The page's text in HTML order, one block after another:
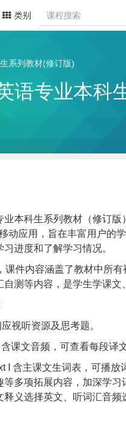
类别
系列教材(修订版)
语专业本科
本科生系列教材（修订
动应用，旨在丰富用户的
进度和了解学习情况。
课件内容涵盖了教材中所
测等内容，是学生学课文
视听资源及思考题。
课文音频，可查看每段译
I 含主课文生词表，可播
多项拓展内容，加深学
义选择英文、听词汇音